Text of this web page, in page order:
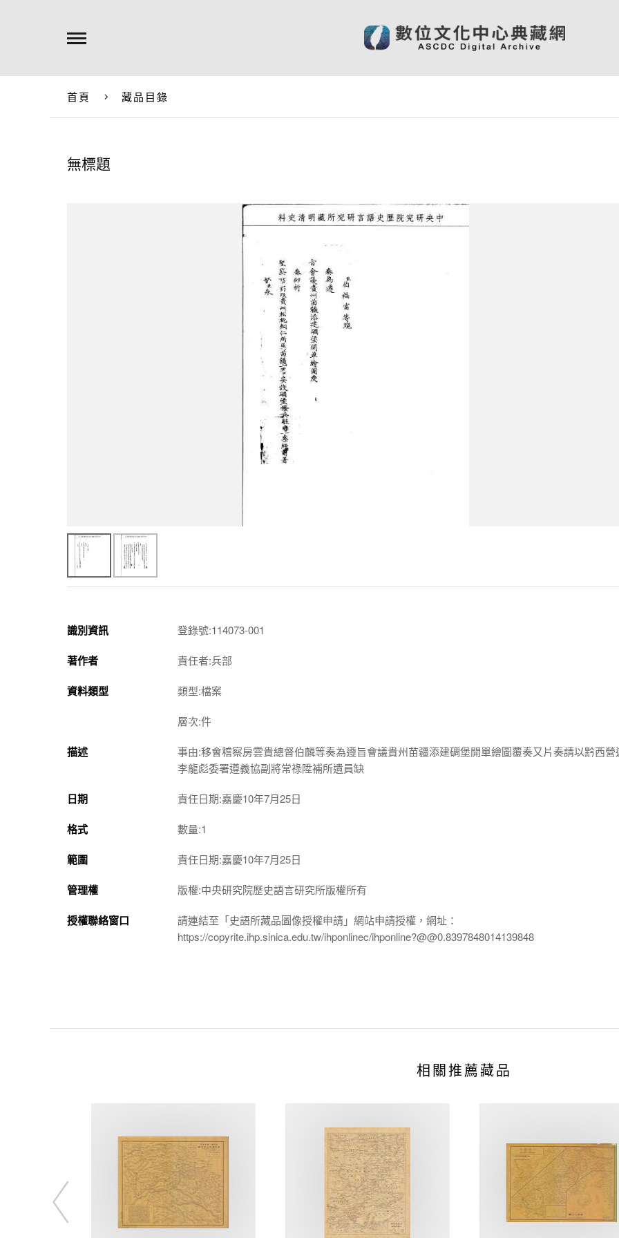
首頁 藏品目錄
無標題
識別資訊 登錄號:114073-001
著作者 責任者:兵部
資料類型 類型:檔案
層次:件
描述
事由:移會稽察房雲貴總督伯麟等奏為遵旨會議貴州苗疆添建碉堡開單繪圖覆奏又片奏請以黔西營
李龍彪委署遵義協副將常祿陞補所遺員缺
日期 責任日期:嘉慶10年7月25日
格式 數量:1
範圍 責任日期:嘉慶10年7月25日
管理權 版權:中央研究院歷史語言研究所版權所有
授權聯絡窗口
請連結至「史語所藏品圖像授權申請」網站申請授權，網址：
https://copyrite.ihp.sinica.edu.tw/ihponlinec/ihponline?@@0.8397848014139848
相關推薦藏品